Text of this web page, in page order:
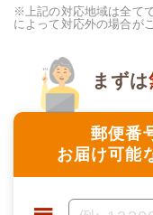
※上記の対応地域は全て
によって対応外の場合が
郵便番
お届け可能
まずは